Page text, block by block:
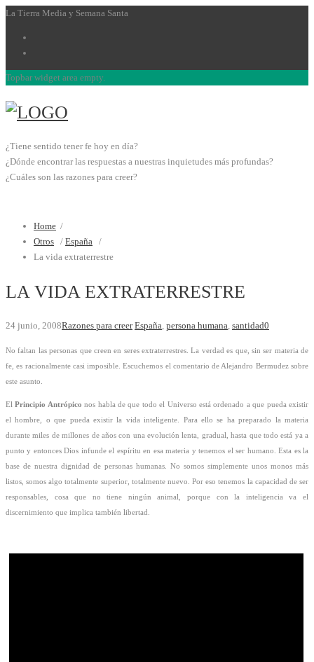
La Tierra Media y Semana Santa
Topbar widget area empty.
¿Tiene sentido tener fe hoy en día?
¿Dónde encontrar las respuestas a nuestras inquietudes más profundas?
¿Cuáles son las razones para creer?
Home /
Otros / España /
La vida extraterrestre
LA VIDA EXTRATERRESTRE
24 junio, 2008Razones para creer España, persona humana, santidad0
No faltan las personas que creen en seres extraterrestres. La verdad es que, sin ser materia de
fe, es racionalmente casi imposible. Escuchemos el comentario de Alejandro Bermudez sobre
este asunto.
ElPrincipio Antrópico nos habla de que todo el Universo está ordenado a que pueda existir
el hombre, o que pueda existir la vida inteligente. Para ello se ha preparado la materia
durante miles de millones de años con una evolución lenta, gradual, hasta que todo está ya a
punto y entonces Dios infunde el espíritu en esa materia y tenemos el ser humano. Esta es la
base de nuestra dignidad de personas humanas. No somos simplemente unos monos más
listos, somos algo totalmente superior, totalmente nuevo. Por eso tenemos la capacidad de ser
responsables, cosa que no tiene ningún animal, porque con la inteligencia va el
discernimiento que implica también libertad.